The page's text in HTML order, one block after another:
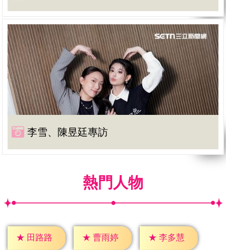
李雪、陳昱廷專訪
熱門人物
★ 田路路 ★ 曹雨婷 ★ 李多慧